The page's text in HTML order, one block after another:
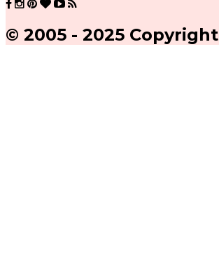
© 2005 - 2025 Copyright